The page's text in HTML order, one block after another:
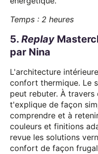
Temps : 2 heures
5. Replay
par Nina
L'architecture
confort thermique. Le
peut rebuter. À
t'explique de façon
comprendre et à
couleurs et finitions
revue les solutions
confort de façon